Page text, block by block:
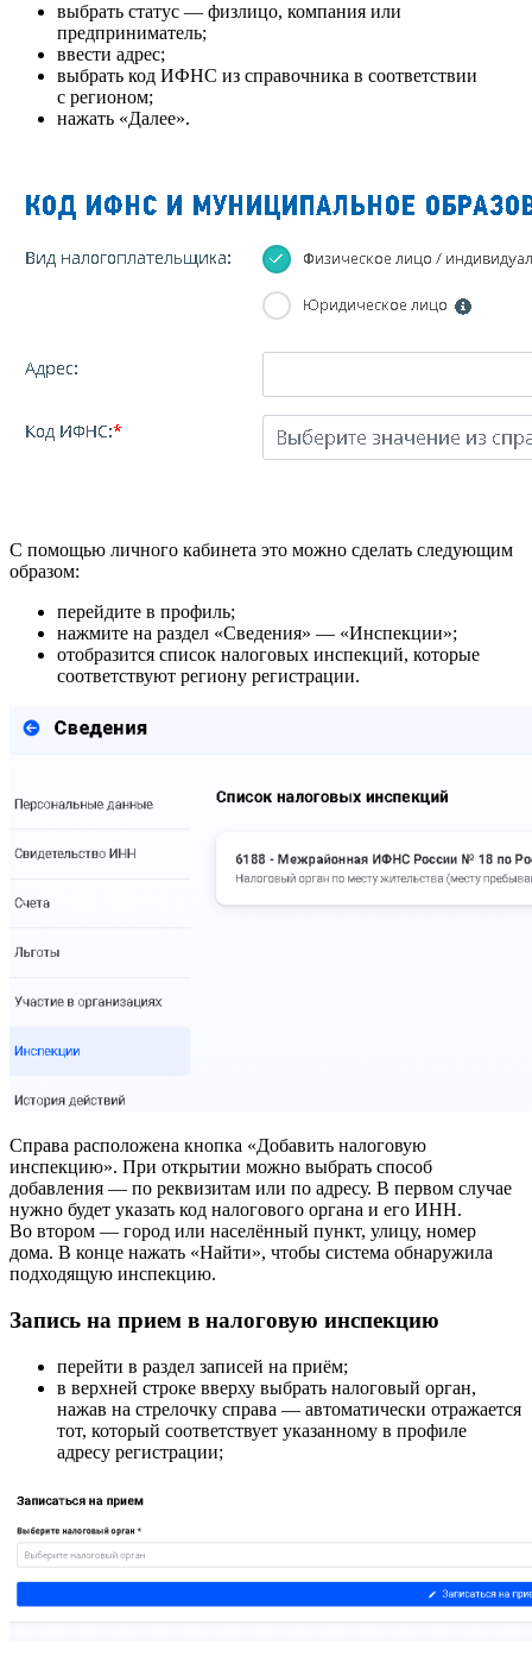
выбрать статус — физлицо, компания или
предприниматель;
ввести адрес;
выбрать код ИФНС из справочника в соответствии
с регионом;
нажать «Далее».
С помощью личного кабинета это можно сделать следующим
образом:
перейдите в профиль;
нажмите на раздел «Сведения» — «Инспекции»;
отобразится список налоговых инспекций, которые
соответствуют региону регистрации.
Справа расположена кнопка «Добавить налоговую
инспекцию». При открытии можно выбрать способ
добавления — по реквизитам или по адресу. В первом случае
нужно будет указать код налогового органа и его ИНН.
Во втором — город или населённый пункт, улицу, номер
дома. В конце нажать «Найти», чтобы система обнаружила
подходящую инспекцию.
Запись на прием в налоговую инспекцию
перейти в раздел записей на приём;
в верхней строке вверху выбрать налоговый орган,
нажав на стрелочку справа — автоматически отражается
тот, который соответствует указанному в профиле
адресу регистрации;